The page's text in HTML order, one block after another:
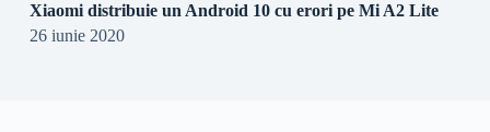
Xiaomi distribuie un Android 10 cu erori pe Mi A2 Lite
26 iunie 2020